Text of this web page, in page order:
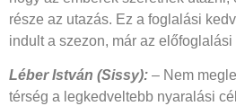
része az utazás. Ez a foglalási
indult a szezon, már az
Léber István (Sissy): – Nem
térség a legkedveltebb nyaralási